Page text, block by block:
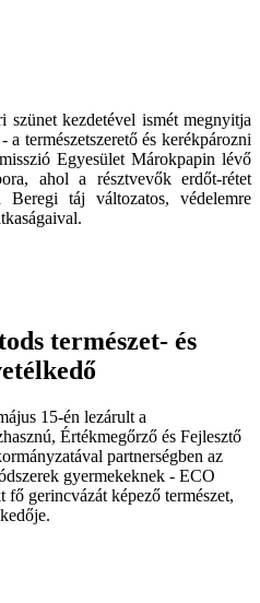
szünet kezdetével ismét megnyitja
a természetszerető és kerékpározni
Egyesület Márokpapin lévő
ahol a résztvevők erdőt-rétet
Beregi táj változatos, védelemre
természet- és
15-én lezárult a
Értékmegőrző és Fejlesztő
partnerségben az
gyermekeknek - ECO
gerincvázát képező természet,